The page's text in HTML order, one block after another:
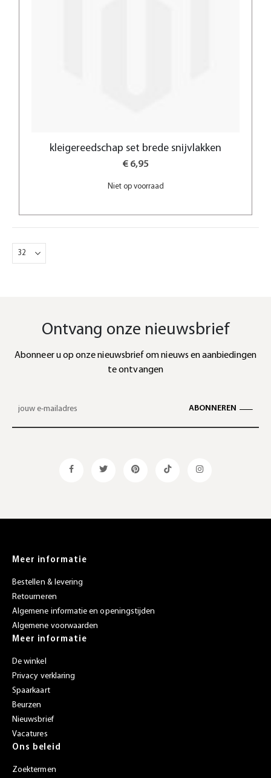
kleigereedschap set brede snijvlakken
€ 6,95
Niet op voorraad
Ontvang onze nieuwsbrief
Abonneer u op onze nieuwsbrief om nieuws en aanbiedingen
te ontvangen
ABONNEREN
Meer informatie
Bestellen & levering
Retourneren
Algemene informatie en openingstijden
Algemene voorwaarden
Meer informatie
De winkel
Privacy verklaring
Spaarkaart
Beurzen
Nieuwsbrief
Vacatures
Ons beleid
Zoektermen